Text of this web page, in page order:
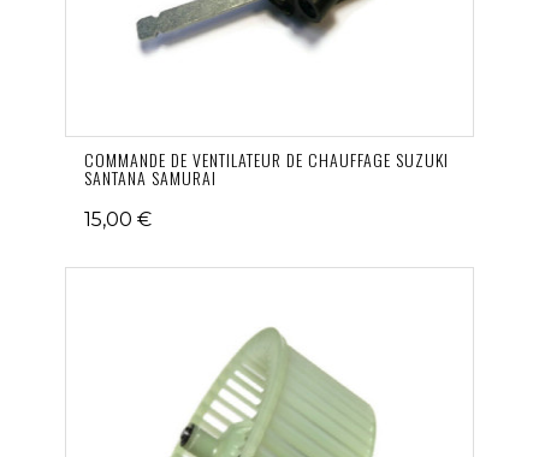
COMMANDE DE VENTILATEUR DE CHAUFFAGE SUZUKI
SANTANA SAMURAI
15,00 €